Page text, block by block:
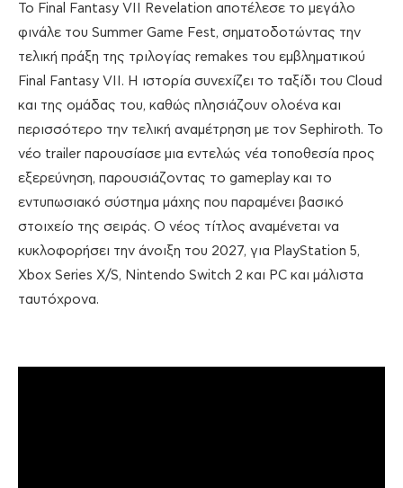
Το Final Fantasy VII Revelation αποτέλεσε το μεγάλο
φινάλε του Summer Game Fest, σηματοδοτώντας την
τελική πράξη της τριλογίας remakes του εμβληματικού
Final Fantasy VII. Η ιστορία συνεχίζει το ταξίδι του Cloud
και της ομάδας του, καθώς πλησιάζουν ολοένα και
περισσότερο την τελική αναμέτρηση με τον Sephiroth. Το
νέο trailer παρουσίασε μια εντελώς νέα τοποθεσία προς
εξερεύνηση, παρουσιάζοντας το gameplay και το
εντυπωσιακό σύστημα μάχης που παραμένει βασικό
στοιχείο της σειράς. Ο νέος τίτλος αναμένεται να
κυκλοφορήσει την άνοιξη του 2027, για PlayStation 5,
Xbox Series X/S, Nintendo Switch 2 και PC και μάλιστα
ταυτόχρονα.